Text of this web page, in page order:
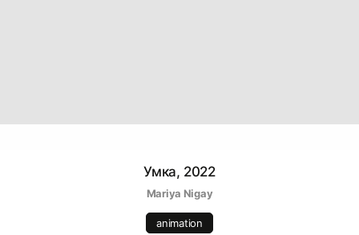
Умка, 2022
Mariya Nigay
animation